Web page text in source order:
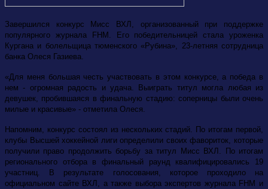
Завершился конкурс Мисс ВХЛ, организованный при поддержке
популярного журнала FHM. Его победительницей стала уроженка
Кургана и болельщица тюменского «Рубина», 23-летняя сотрудница
банка Олеся Газиева.
«Для меня большая честь участвовать в этом конкурсе, а победа в
нем - огромная радость и удача. Выиграть титул могла любая из
девушек, пробившаяся в финальную стадию: соперницы были очень
милые и красивые» - отметила Олеся.
Напомним, конкурс состоял из нескольких стадий. По итогам первой,
клубы Высшей хоккейной лиги определили своих фавориток, которые
получили право продолжить борьбу за титул Мисс ВХЛ. По итогам
регионального отбора в финальный раунд квалифицировались 19
участниц. В результате голосования, которое проходило на
официальном сайте ВХЛ, а также выбора экспертов журнала FHM и